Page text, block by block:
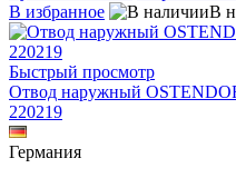
В избранное
В
Быстрый просмотр
Отвод наружный
220219
Германия